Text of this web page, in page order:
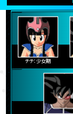
チチ：少女期